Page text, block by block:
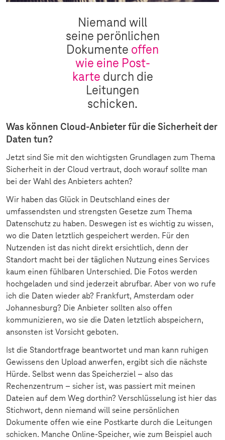
Niemand will
seine perönlichen
Dokumente offen
wie eine Post-
karte durch die
Leitungen
schicken.
Was können Cloud-Anbieter für die Sicherheit der
Daten tun?
Jetzt sind Sie mit den wichtigsten Grundlagen zum Thema
Sicherheit in der Cloud vertraut, doch worauf sollte man
bei der Wahl des Anbieters achten?
Wir haben das Glück in Deutschland eines der
umfassendsten und strengsten Gesetze zum Thema
Datenschutz zu haben. Deswegen ist es wichtig zu wissen,
wo die Daten letztlich gespeichert werden. Für den
Nutzenden ist das nicht direkt ersichtlich, denn der
Standort macht bei der täglichen Nutzung eines Services
kaum einen fühlbaren Unterschied. Die Fotos werden
hochgeladen und sind jederzeit abrufbar. Aber von wo rufe
ich die Daten wieder ab? Frankfurt, Amsterdam oder
Johannesburg? Die Anbieter sollten also offen
kommunizieren, wo sie die Daten letztlich abspeichern,
ansonsten ist Vorsicht geboten.
Ist die Standortfrage beantwortet und man kann ruhigen
Gewissens den Upload anwerfen, ergibt sich die nächste
Hürde. Selbst wenn das Speicherziel – also das
Rechenzentrum – sicher ist, was passiert mit meinen
Dateien auf dem Weg dorthin? Verschlüsselung ist hier das
Stichwort, denn niemand will seine persönlichen
Dokumente offen wie eine Postkarte durch die Leitungen
schicken. Manche Online-Speicher, wie zum Beispiel auch